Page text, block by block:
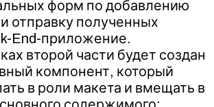
форм по добавлению
отправку полученных
End-приложение.
второй части будет создан
компонент, который
в роли макета и вмещать в